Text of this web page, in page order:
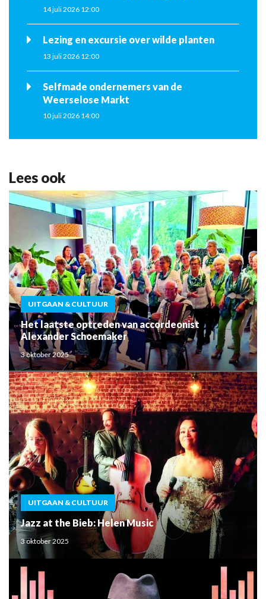
14 juli 2026 12:00
Lezing en excursie over wilde planten
13 juli 2026 12:00
Selfmade ondernemers van de
Weerselose Markt
10 juli 2026 14:00
Lees ook
UITGAAN & CULTUUR
Het laatste optreden van accordeonist
Alexander Schoemaker
3 oktober 2025
UITGAAN & CULTUUR
Jazz at the Bieb: Helen Music
3 oktober 2025